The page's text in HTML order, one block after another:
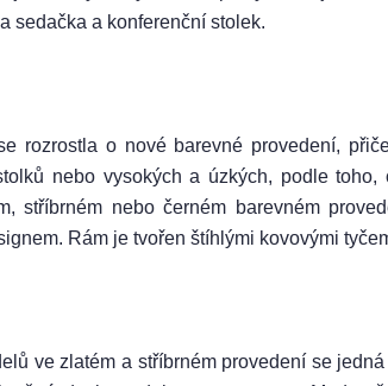
sedačka a konferenční stolek.
rozrostla o nové barevné provedení,
nebo vysokých a úzkých, podle toho,
stříbrném nebo černém barevném
Rám je tvořen štíhlými kovovými
ve zlatém a stříbrném provedení se